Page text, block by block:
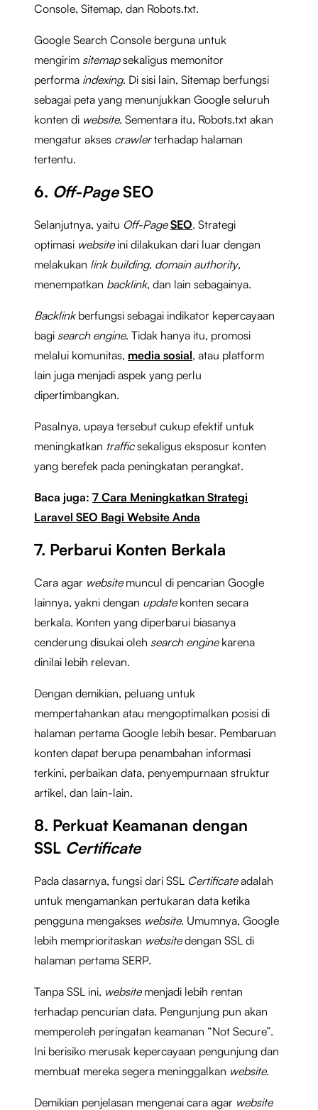
Console, Sitemap, dan Robots.txt.
Google Search Console berguna untuk
mengirim sitemapsekaligus memonitor
performa indexing. Di sisi lain, Sitemap berfungsi
sebagai peta yang menunjukkan Google seluruh
konten di website. Sementara itu, Robots.txt akan
mengatur akses crawlerterhadap halaman
tertentu.
6. Off-PageSEO
Selanjutnya, yaitu Off-PageSEO. Strategi
optimasi websiteini dilakukan dari luar dengan
melakukan link building, domain authority,
menempatkan backlink, dan lain sebagainya.
Backlink berfungsi sebagai indikator kepercayaan
bagi search engine. Tidak hanya itu, promosi
melalui komunitas, media sosial, atau platform
lain juga menjadi aspek yang perlu
dipertimbangkan.
Pasalnya, upaya tersebut cukup efektif untuk
meningkatkan trafficsekaligus eksposur konten
yang berefek pada peningkatan perangkat.
Baca juga: 7 Cara Meningkatkan Strategi
Laravel SEO Bagi Website Anda
7. Perbarui Konten Berkala
Cara agar websitemuncul di pencarian Google
lainnya, yakni dengan updatekonten secara
berkala. Konten yang diperbarui biasanya
cenderung disukai oleh search enginekarena
dinilai lebih relevan.
Dengan demikian, peluang untuk
mempertahankan atau mengoptimalkan posisi di
halaman pertama Google lebih besar. Pembaruan
konten dapat berupa penambahan informasi
terkini, perbaikan data, penyempurnaan struktur
artikel, dan lain-lain.
8. Perkuat Keamanan dengan
SSL Certificate
Pada dasarnya, fungsi dari SSL Certificateadalah
untuk mengamankan pertukaran data ketika
pengguna mengakses website. Umumnya, Google
lebih memprioritaskan websitedengan SSL di
halaman pertama SERP.
Tanpa SSL ini, websitemenjadi lebih rentan
terhadap pencurian data. Pengunjung pun akan
memperoleh peringatan keamanan “Not Secure”.
Ini berisiko merusak kepercayaan pengunjung dan
membuat mereka segera meninggalkan website.
Demikian penjelasan mengenai cara agar website